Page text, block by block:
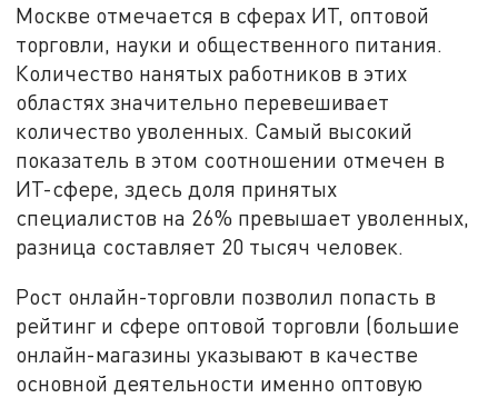
Москве отмечается в сферах ИТ, оптовой
торговли, науки и общественного питания.
Количество нанятых работников в этих
областях значительно перевешивает
количество уволенных. Самый высокий
показатель в этом соотношении отмечен в
ИТ-сфере, здесь доля принятых
специалистов на 26% превышает уволенных,
разница составляет 20 тысяч человек.
Рост онлайн-торговли позволил попасть в
рейтинг и сфере оптовой торговли (большие
онлайн-магазины указывают в качестве
основной деятельности именно оптовую